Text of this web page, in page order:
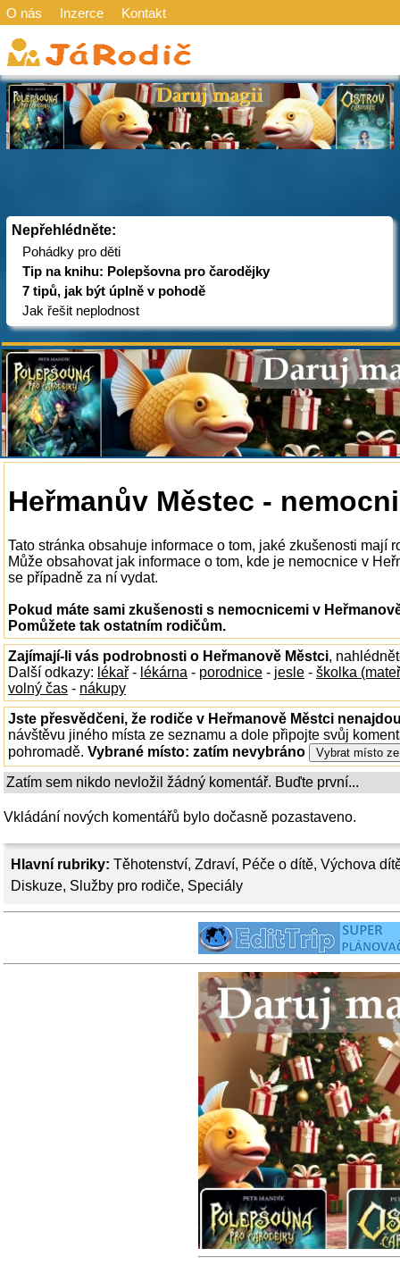
O nás Inzerce Kontakt
Nepřehlédněte:
Pohádky pro děti
Tip na knihu: Polepšovna pro čarodějky
7 tipů, jak být úplně v pohodě
Jak řešit neplodnost
Hlavní rubriky: Těhotenství, Zdraví, Péče o dítě, Výchova
Diskuze, Služby pro rodiče, Speciály
Heřmanův Městec -
Tato stránka obsahuje informace o tom, jaké zkušenosti mají
Může obsahovat jak informace o tom, kde je nemocnice v
se případně za ní vydat.
Pokud máte sami zkušenosti s nemocnicemi v
Pomůžete tak ostatním rodičům.
Zajímají-li vás podrobnosti o Heřmanově Městci,
Další odkazy: lékař - lékárna - porodnice - jesle - školka
volný čas - nákupy
Jste přesvědčeni, že rodiče v Heřmanově Městci
návštěvu jiného místa ze seznamu a dole připojte svůj
pohromadě. Vybrané místo: zatím nevybráno
Zatím sem nikdo nevložil žádný komentář. Buďte první...
Vkládání nových komentářů bylo dočasně pozastaveno.